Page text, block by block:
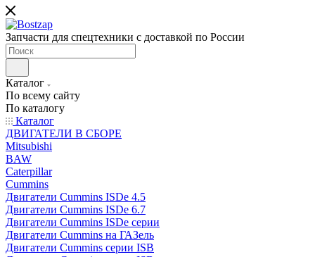
Запчасти для спецтехники с доставкой по России
Каталог
По всему сайту
По каталогу
Каталог
ДВИГАТЕЛИ В СБОРЕ
Mitsubishi
BAW
Caterpillar
Cummins
Двигатели Cummins ISDe 4.5
Двигатели Cummins ISDe 6.7
Двигатели Cummins ISDe серии
Двигатели Cummins на ГАЗель
Двигатели Cummins серии ISB